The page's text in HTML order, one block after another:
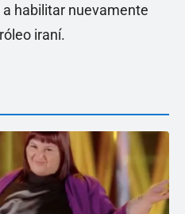
habilitar nuevamente
iraní.